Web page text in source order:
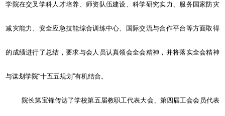
学院在交叉学科人才培养、师资队伍建设、科学研究实力、服务国家防灾
减灾能力、安全应急技能综合训练中心、国际交流与合作平台等方面取得
的成绩进行了总结，要求与会人员认真领会全会精神，并将落实全会精神
与谋划学院“十五五规划”有机结合。
院长第宝锋传达了学校第五届教职工代表大会、第四届工会会员代表